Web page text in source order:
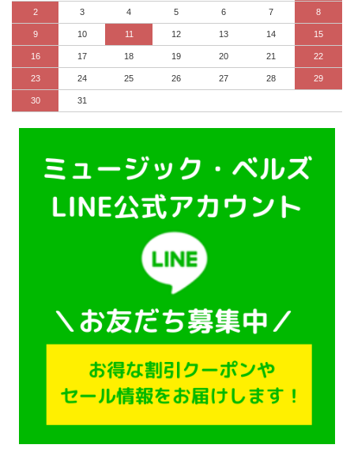
2 3 4 5 6 7 8
9 10 11 12 13 14 15
16 17 18 19 20 21 22
23 24 25 26 27 28 29
30 31